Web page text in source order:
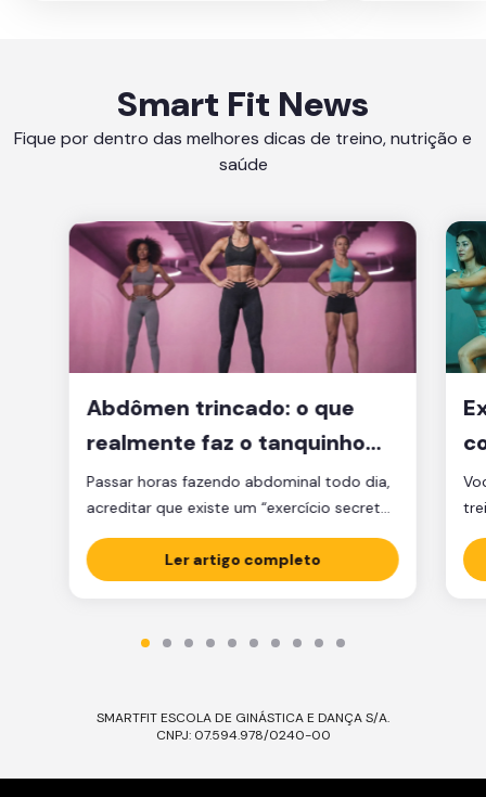
Smart Fit News
Fique por dentro das melhores dicas de treino, nutrição e
saúde
Abdômen trincado: o que
realmente faz o tanquinho
aparecer?
Passar horas fazendo abdominal todo dia,
acreditar que existe um “exercício secreto”
com a balança são caminhos que muita
gente percorre, mas que raramente levam
falta de estratégia. A verdade é que o
Ler artigo completo
SMARTFIT ESCOLA DE GINÁSTICA E DANÇA S/A.
CNPJ: 07.594.978/0240-00